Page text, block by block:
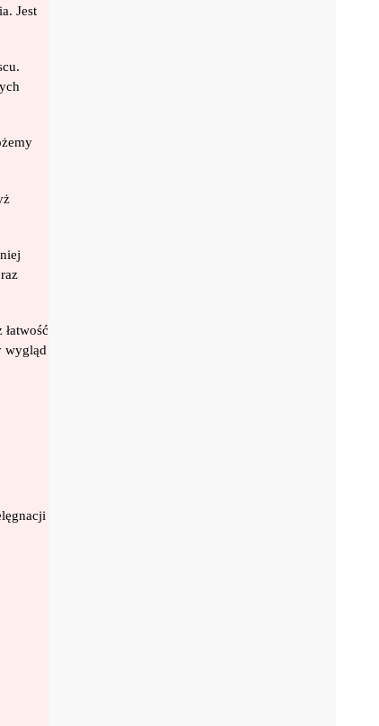
Jest
wygląd